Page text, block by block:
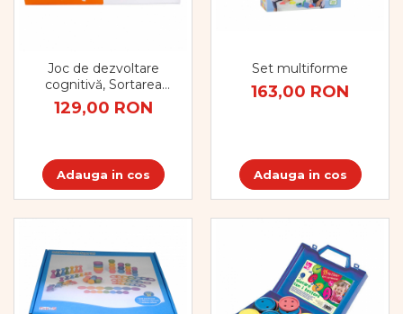
Joc de dezvoltare
cognitivă, Sortarea
blocurilor
129,00 RON
Adauga in cos
Set multiforme
163,00 RON
Adauga in cos